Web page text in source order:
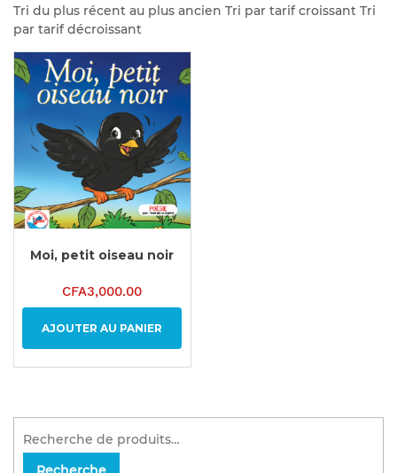
Tri du plus récent au plus ancien Tri par tarif croissant Tri
par tarif décroissant
Moi, petit oiseau noir
CFA3,000.00
AJOUTER AU PANIER